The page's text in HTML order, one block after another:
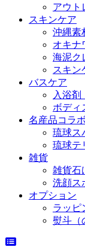
アウト
スキンケア
沖縄素
オキナ
海泥ク
スキン
バスケア
入浴剤
ボディ
名産品コラボ
琉球ス
琉球テ
雑貨
雑貨石
洗顔ス
オプション
ラッピ
熨斗（